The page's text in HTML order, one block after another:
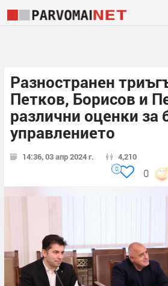
Разностранен
Петков, Борисов и
различни оценки за
управлението
14:36, 03 апр 2024 г. 4,210
0
0